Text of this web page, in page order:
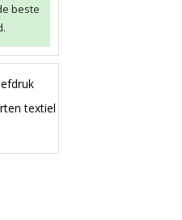
beste
textiel